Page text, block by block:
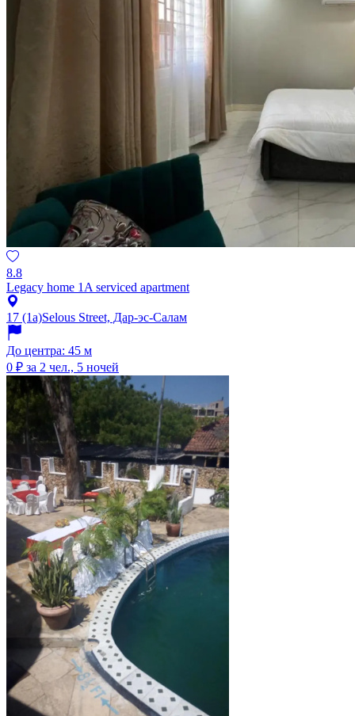
8.8
Legacy home 1A serviced apartment
17 (1a)Selous Street, Дар-эс-Салам
До центра: 45 м
0 ₽ за 2 чел., 5 ночей